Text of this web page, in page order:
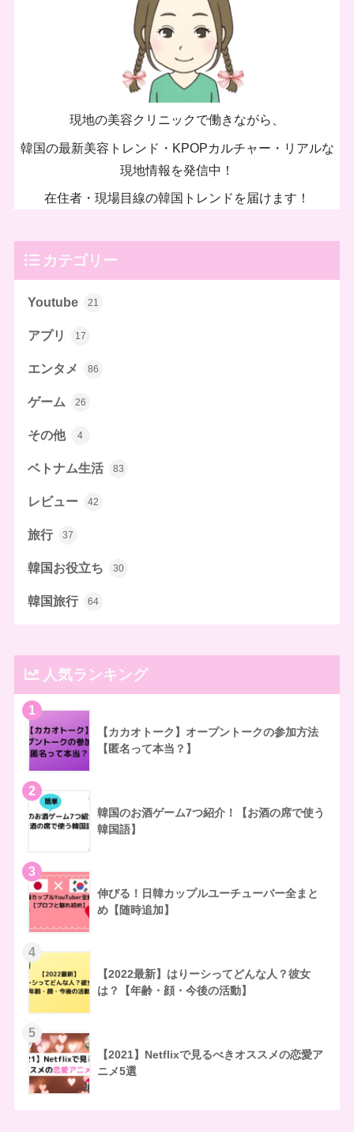
現地の美容クリニックで働きながら、
韓国の最新美容トレンド・KPOPカルチャー・リアルな
現地情報を発信中！
在住者・現場目線の韓国トレンドを届けます！
カテゴリー
Youtube 21
アプリ 17
エンタメ 86
ゲーム 26
その他 4
ベトナム生活 83
レビュー 42
旅行 37
韓国お役立ち 30
韓国旅行 64
人気ランキング
1
【カカオトーク】オープントークの参加方法
【匿名って本当？】
2
韓国のお酒ゲーム7つ紹介！【お酒の席で使う
韓国語】
3
伸びる！日韓カップルユーチューバー全まと
め【随時追加】
4
【2022最新】はりーシってどんな人？彼女
は？【年齢・顔・今後の活動】
5
【2021】Netflixで見るべきオススメの恋愛ア
ニメ5選